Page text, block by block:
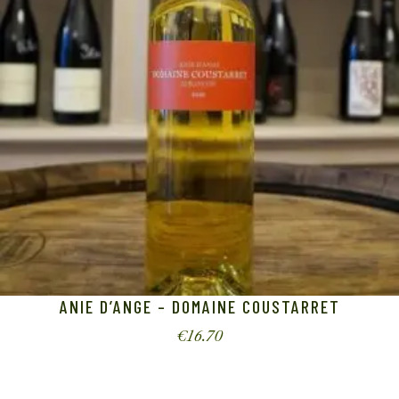
ANIE D’ANGE – DOMAINE COUSTARRET
€16.70